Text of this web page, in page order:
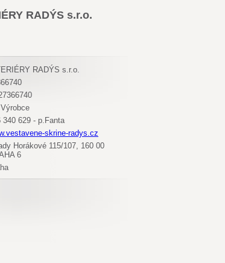
RADÝS s.r.o.
RADÝS s.r.o.
340 629 - p.Fanta
skrine-radys.cz
Horákové 115/107, 160 00
6